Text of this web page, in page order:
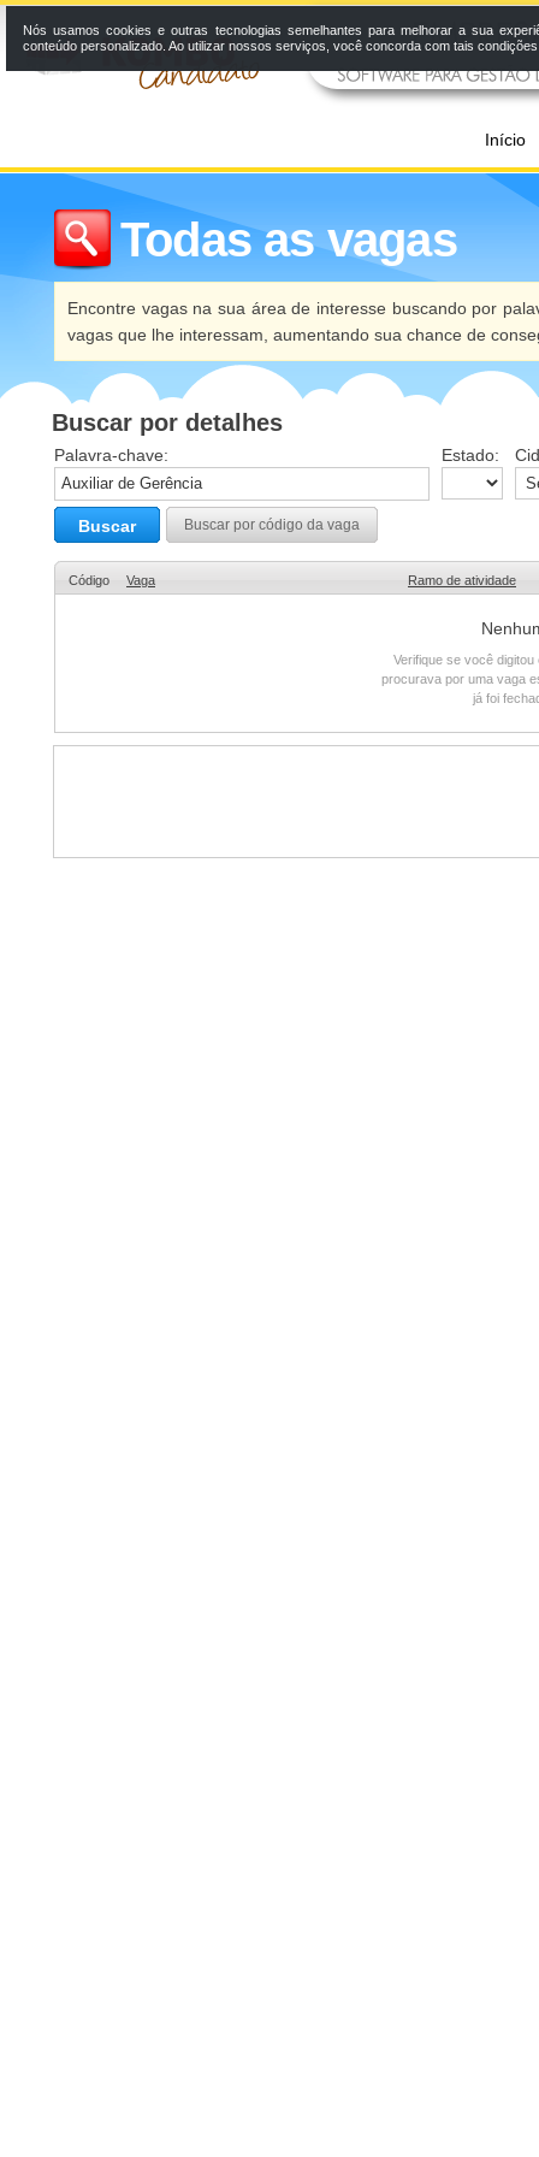
Início
Todas as vagas
Encontre vagas na sua área de interesse buscando por
vagas que lhe interessam, aumentando sua chance de
Buscar por detalhes
Palavra-chave: Estado:
Buscar Buscar por código da vaga
Código Vaga Ramo de atividade
Verifique se você
procurava por uma vaga
já foi
Nós usamos cookies e outras tecnologias semelhantes para melhorar a sua
conteúdo personalizado. Ao utilizar nossos serviços, você concorda com tais